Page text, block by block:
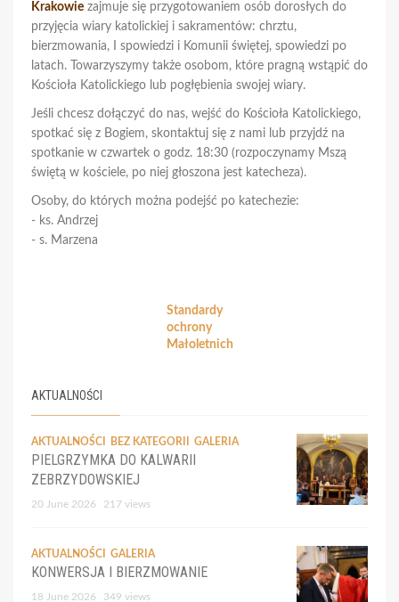
Krakowie zajmuje się przygotowaniem osób dorosłych do
przyjęcia wiary katolickiej i sakramentów: chrztu,
bierzmowania, I spowiedzi i Komunii świętej, spowiedzi po
latach. Towarzyszymy także osobom, które pragną wstąpić do
Kościoła Katolickiego lub pogłębienia swojej wiary.
Jeśli chcesz dołączyć do nas, wejść do Kościoła Katolickiego,
spotkać się z Bogiem, skontaktuj się z nami lub przyjdź na
spotkanie w czwartek o godz. 18:30 (rozpoczynamy Mszą
świętą w kościele, po niej głoszona jest katecheza).
Osoby, do których można podejść po katechezie:
- ks. Andrzej
- s. Marzena
Standardy
ochrony
Małoletnich
AKTUALNOŚCI
AKTUALNOŚCI BEZ KATEGORII GALERIA
PIELGRZYMKA DO KALWARII
ZEBRZYDOWSKIEJ
20 June 2026 217 views
AKTUALNOŚCI GALERIA
KONWERSJA I BIERZMOWANIE
18 June 2026 349 views